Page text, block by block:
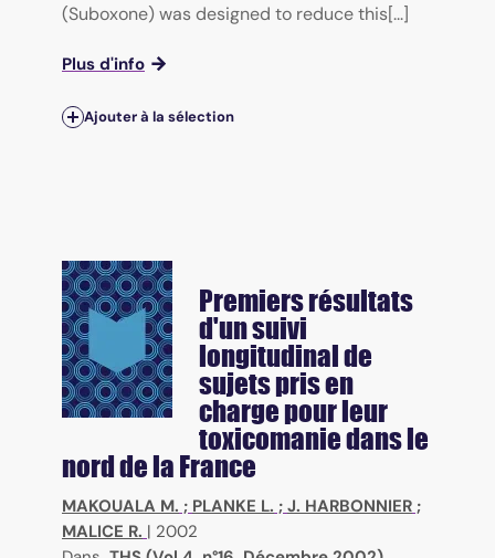
(Suboxone) was designed to reduce this[...]
Plus d'info
Ajouter à la sélection
Premiers résultats
d'un suivi
longitudinal de
sujets pris en
charge pour leur
toxicomanie dans le
nord de la France
MAKOUALA M. ; PLANKE L. ; J. HARBONNIER ;
MALICE R. | 2002